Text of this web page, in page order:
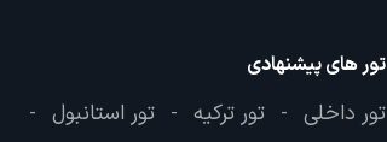
تور های پیشنهادی
تور داخلی - تور ترکیه - تور استانبول -